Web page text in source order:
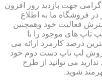
جهت بازدید روز افزون
فروشگاه ما به اطلاع
فعالیت خود وهمچنین
تاپ های موجود را با
درصد کارمزد ارائه می
فروش لپ تاپ دست دوم خود
می توانید از طرح
شوید.